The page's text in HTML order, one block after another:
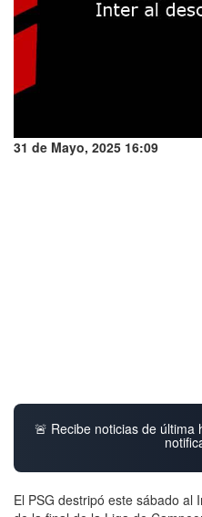
31 de Mayo, 2025 16:09
🚨 Recibe noticias de
El PSG destripó este sábado al